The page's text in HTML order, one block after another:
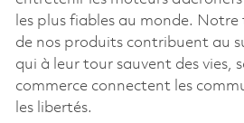
les plus fiables au monde.
de nos produits contribuent au
qui à leur tour sauvent des vies,
commerce connectent les
les libertés.